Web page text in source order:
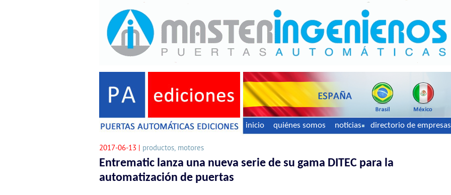
inicio quiénes somos noticias directorio de empresas
2017-06-13 | productos, motores
Entrematic lanza una nueva serie de su gama DITEC para la
automatización de puertas